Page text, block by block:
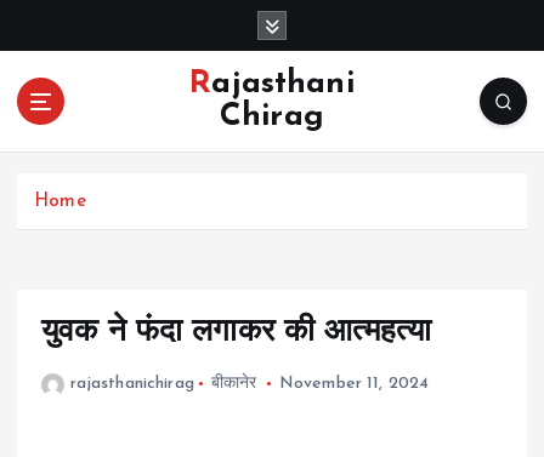
o
Rajasthani
Chirag
Home
युवक ने फंदा लगाकर की आत्महत्या
rajasthanichirag बीकानेर November 11, 2024